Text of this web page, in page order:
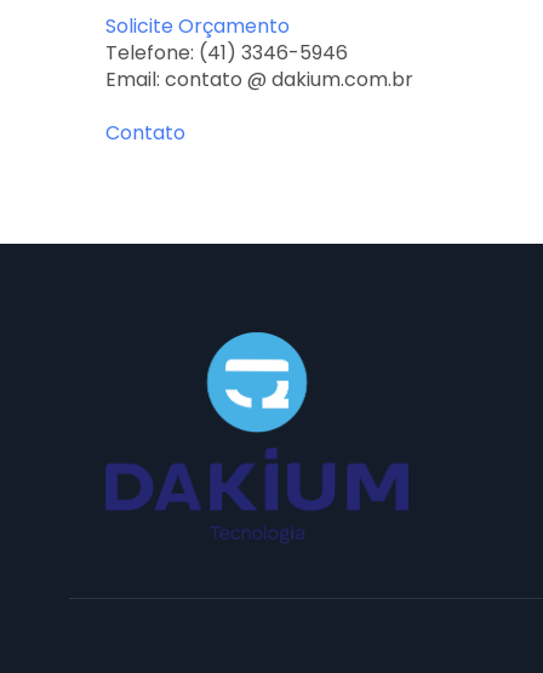
Solicite Orçamento
Telefone: (41) 3346-5946
Email: contato @ dakium.com.br
Contato